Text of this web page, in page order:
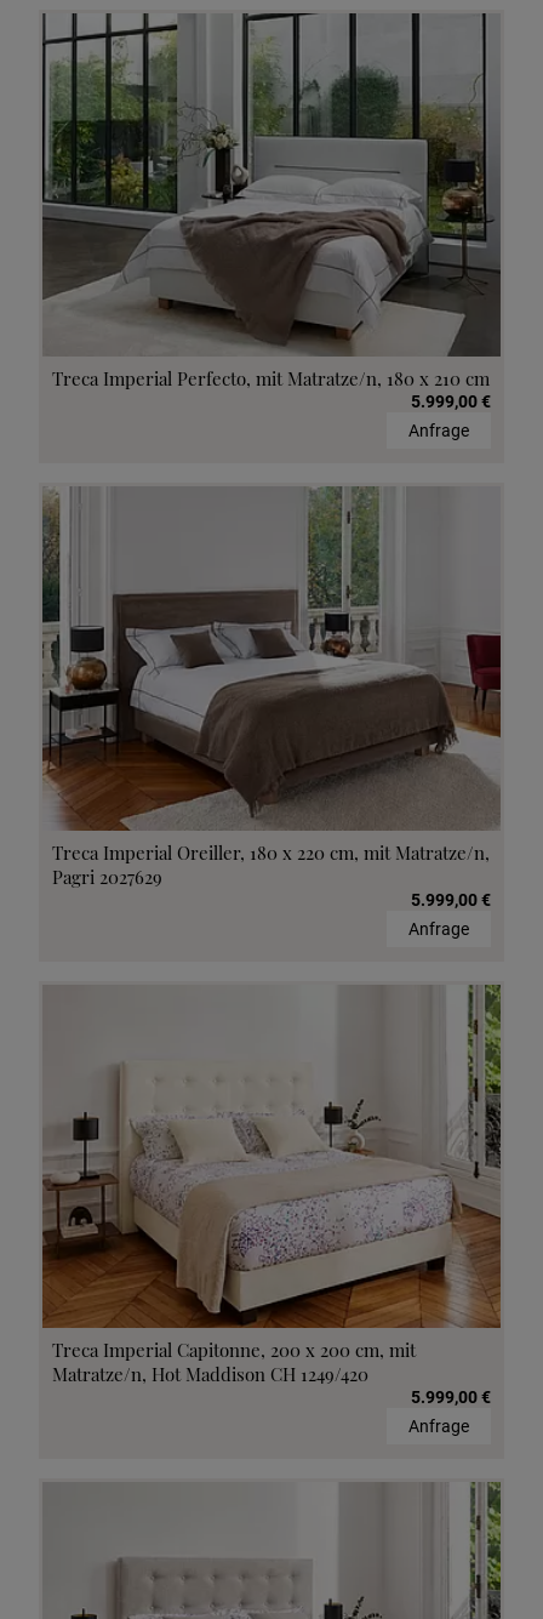
Treca Imperial Perfecto, mit Matratze/n, 180 x 210 cm
5.999,00 €
Anfrage
Treca Imperial Oreiller, 180 x 220 cm, mit Matratze/n,
Pagri 2027629
5.999,00 €
Anfrage
Treca Imperial Capitonne, 200 x 200 cm, mit
Matratze/n, Hot Maddison CH 1249/420
5.999,00 €
Anfrage